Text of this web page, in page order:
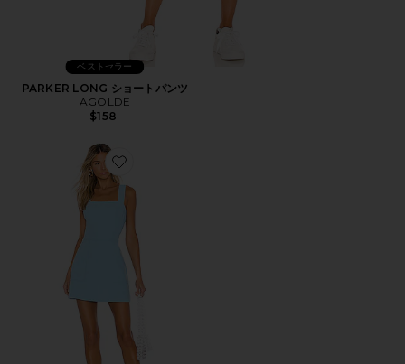
ベストセラー
PARKER LONG ショートパンツ
AGOLDE
$158
Favorite ACE ミニドレス